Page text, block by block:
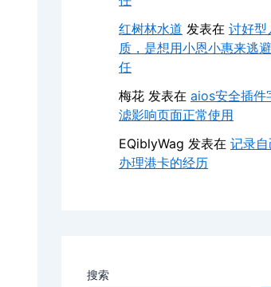
红树林水道 发表在 讨好型
质，是想用小恩小惠来逃
任
梅花 发表在 aios安全插件
滤影响页面正常使用
EQiblyWag 发表在 记录
办理港卡的经历
搜索